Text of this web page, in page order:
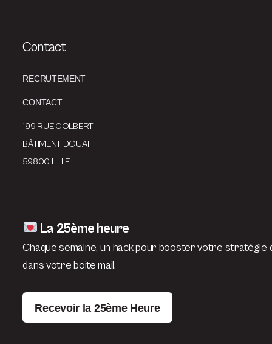
Contact
RECRUTEMENT
CONTACT
199 RUE COLBERT
BÂTIMENT DOUAI
59800 LILLE
La 25ème heure
Chaque semaine, un hack pour booster votre stratégie
dans votre boite mail.
Recevoir la 25ème Heure